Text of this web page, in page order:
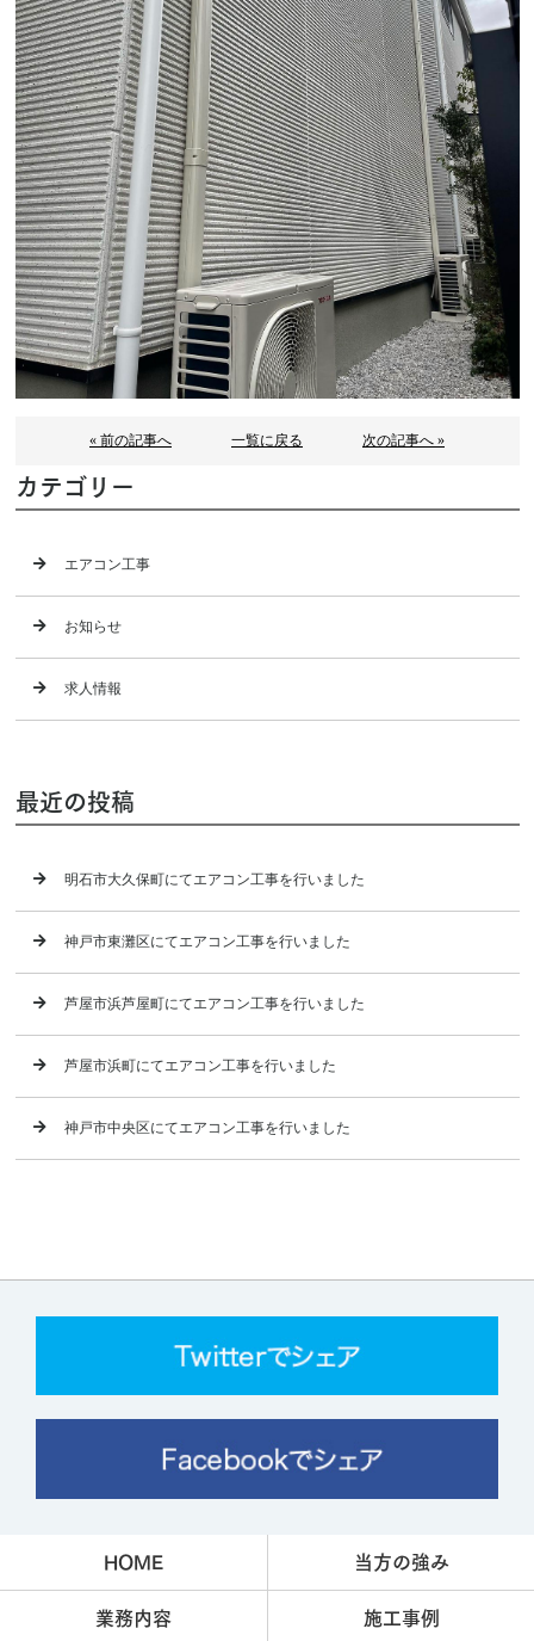
« 前の記事へ 一覧に戻る 次の記事へ »
カテゴリー
エアコン工事
お知らせ
求人情報
最近の投稿
明石市大久保町にてエアコン工事を行いました
神戸市東灘区にてエアコン工事を行いました
芦屋市浜芦屋町にてエアコン工事を行いました
芦屋市浜町にてエアコン工事を行いました
神戸市中央区にてエアコン工事を行いました
HOME 当方の強み
業務内容 施工事例